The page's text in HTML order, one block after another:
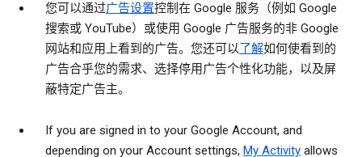
您可以通过广告设置控制在 Google 服务（例如 Google
搜索或 YouTube）或使用 Google 广告服务的非 Google
网站和应用上看到的广告。您还可以了解如何使看到的
广告合乎您的需求、选择停用广告个性化功能，以及屏
蔽特定广告主。
If you are signed in to your Google Account, and
depending on your Account settings, My Activity allows